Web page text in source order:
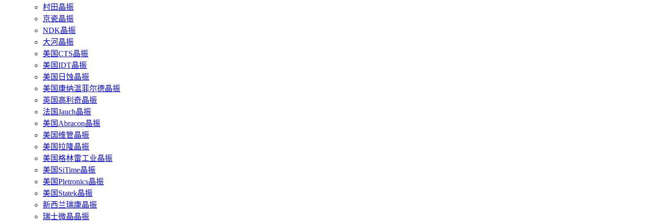
村田晶振
京瓷晶振
NDK晶振
大河晶振
美国CTS晶振
美国IDT晶振
美国日蚀晶振
美国康纳温菲尔德晶振
英国高利奇晶振
法国Jauch晶振
美国Abracon晶振
美国维管晶振
美国拉隆晶振
美国格林雷工业晶振
美国SiTime晶振
美国Pletronics晶振
美国Statek晶振
新西兰瑞康晶振
瑞士微晶晶振